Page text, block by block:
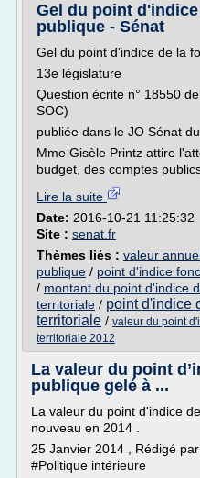
Gel du point
publique - Sénat
Gel du point d'indice de la
13e législature
Question écrite n° 18550
SOC)
publiée dans le JO Sénat
Mme Gisèle Printz attire
budget, des comptes
Lire la suite
Date: 2016-10-21 11:25:32
Site : senat.fr
Thèmes liés : valeur
publique / point d'indice
/ montant du point d'indice
territoriale / point d'indice
territoriale / valeur du point
territoriale 2012
La valeur du point
publique gelé à ...
La valeur du point d'indice
nouveau en 2014 .
25 Janvier 2014 , Rédigé
#Politique intérieure